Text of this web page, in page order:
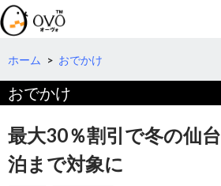
検
索
コ
テ
ツ
へ
動
ホーム > おでかけ
おでかけ
最大30％割引で冬の仙
泊まで対象に